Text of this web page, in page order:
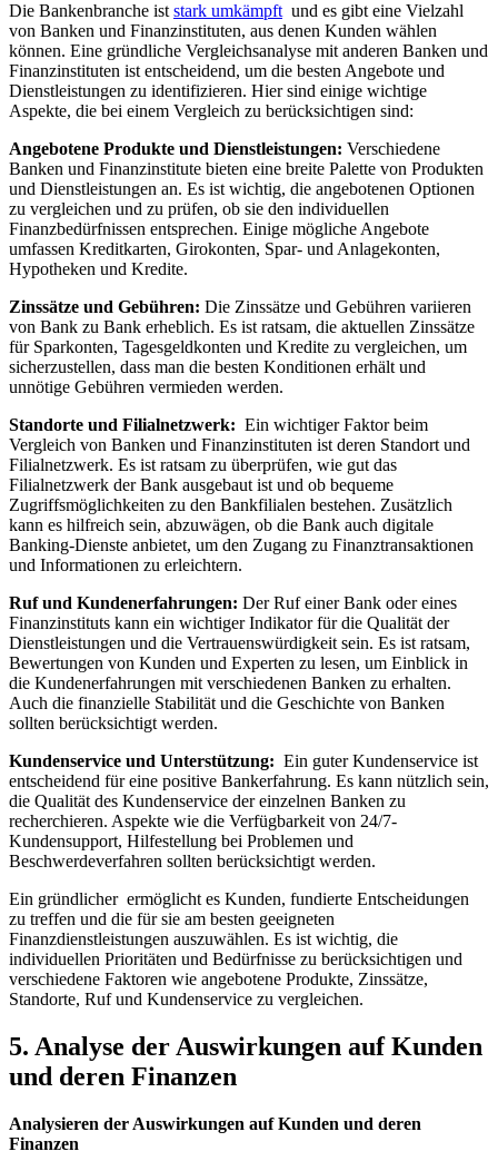
Die Bankenbranche iststark umkämpft⁤ und es ‍gibt eine ​Vielzahl
⁢von Banken und Finanzinstituten, aus denen Kunden wählen
können. ⁤Eine gründliche ⁢Vergleichsanalyse‍ mit anderen​ Banken und
‌Finanzinstituten ‍ist entscheidend, um die⁤ besten Angebote ‌und
⁢Dienstleistungen zu identifizieren. Hier sind einige‍ wichtige
Aspekte, ⁤die bei einem Vergleich zu berücksichtigen​ sind:
Angebotene⁣ Produkte⁤ und Dienstleistungen: Verschiedene
Banken und Finanzinstitute bieten eine breite Palette von Produkten
und Dienstleistungen an. Es​ ist ‍wichtig, die ⁤angebotenen Optionen
zu vergleichen ‌und zu prüfen, ob sie den individuellen
Finanzbedürfnissen ​entsprechen. Einige ‍mögliche Angebote
‍umfassen Kreditkarten,​ Girokonten, Spar- und ⁣Anlagekonten,‌
Hypotheken und⁤ Kredite.
Zinssätze ⁣und‍ Gebühren: ‍Die Zinssätze und Gebühren variieren
von Bank zu Bank ⁣erheblich.‍ Es‌ ist ratsam, die aktuellen Zinssätze
für Sparkonten, Tagesgeldkonten ​und Kredite⁣ zu vergleichen, um
sicherzustellen, dass​ man die besten ‌Konditionen⁤ erhält und⁤
unnötige Gebühren⁢ vermieden werden.
Standorte und Filialnetzwerk: ⁣ Ein wichtiger‍ Faktor beim
Vergleich von‌ Banken und ⁢Finanzinstituten ist⁤ deren Standort und
Filialnetzwerk. Es ist⁣ ratsam zu überprüfen, wie gut ​das
Filialnetzwerk​ der⁢ Bank⁣ ausgebaut ist ​und ⁢ob bequeme
Zugriffsmöglichkeiten zu den Bankfilialen bestehen. Zusätzlich
kann es ​hilfreich sein, abzuwägen, ob die Bank ‌auch ‌digitale
Banking-Dienste anbietet, um den Zugang zu Finanztransaktionen
und Informationen⁢ zu ‌erleichtern.
Ruf ⁤und Kundenerfahrungen: Der‍ Ruf einer Bank⁢ oder eines
Finanzinstituts kann⁣ ein wichtiger⁤ Indikator ⁢für die Qualität ‍der⁤
Dienstleistungen‌ und die ⁤Vertrauenswürdigkeit​ sein. ⁢Es⁤ ist ratsam,⁣
Bewertungen⁢ von Kunden und Experten zu lesen, um ⁣Einblick in
die Kundenerfahrungen⁢ mit ​verschiedenen Banken zu erhalten.
Auch​ die finanzielle Stabilität und die Geschichte von Banken
sollten ‌berücksichtigt werden.
Kundenservice ‌und Unterstützung: ⁢ Ein‍ guter Kundenservice ⁣ist
entscheidend für eine positive Bankerfahrung. Es kann‍ nützlich ⁣sein,
die ⁣Qualität des ‌Kundenservice ‌der einzelnen Banken zu
recherchieren. Aspekte‌ wie die Verfügbarkeit von 24/7-
Kundensupport, Hilfestellung bei Problemen ‌und
Beschwerdeverfahren sollten ‍berücksichtigt werden.
Ein‍ gründlicher ‌ ermöglicht es ‌Kunden, fundierte Entscheidungen
zu treffen ⁢und die für ⁢sie am besten geeigneten
Finanzdienstleistungen auszuwählen. Es ist wichtig, die‍
individuellen Prioritäten und Bedürfnisse⁤ zu berücksichtigen und
verschiedene Faktoren wie angebotene Produkte, Zinssätze, ​
Standorte, Ruf und​ Kundenservice ⁤zu vergleichen.
5. Analyse der Auswirkungen auf‍ Kunden
und deren Finanzen
Analysieren der Auswirkungen auf Kunden und deren
Finanzen